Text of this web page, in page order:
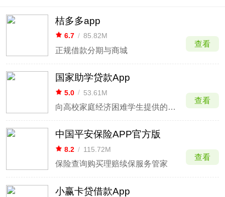
桔多多app
6.7 / 85.82M
正规借款分期与商城
查看
国家助学贷款App
5.0 / 53.61M
向高校家庭经济困难学生提供的信用助学贷款
查看
中国平安保险APP官方版
8.2 / 115.72M
保险查询购买理赔续保服务管家
查看
小赢卡贷借款App